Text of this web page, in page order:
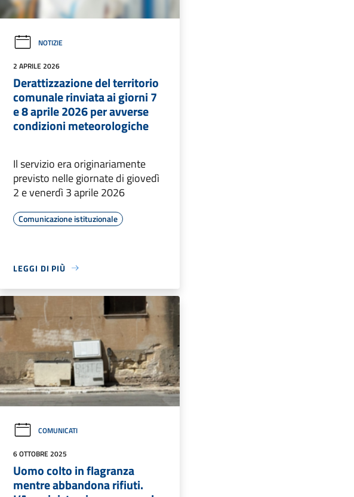
NOTIZIE
2 APRILE 2026
Derattizzazione del territorio
comunale rinviata ai giorni 7
e 8 aprile 2026 per avverse
condizioni meteorologiche
Il servizio era originariamente
previsto nelle giornate di giovedì
2 e venerdì 3 aprile 2026
Comunicazione istituzionale
LEGGI DI PIÙ
COMUNICATI
6 OTTOBRE 2025
Uomo colto in flagranza
mentre abbandona rifiuti.